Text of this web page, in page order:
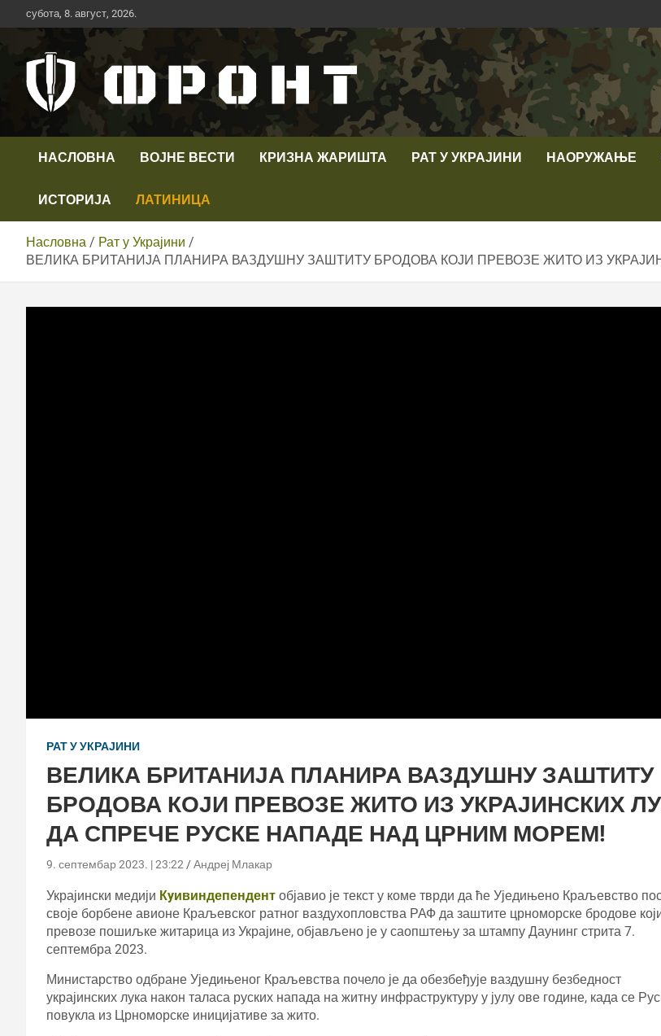
Скип
то
субота, 8. август, 2026.
Телевизија ФРОНТ
НАСЛОВНА ВОЈНЕ ВЕСТИ КРИЗНА ЖАРИШТА РАТ У УКРАЈИНИ НАОРУЖАЊЕ
ИСТОРИЈА ЛАТИНИЦА
Насловна
Рат у Украјини
ВЕЛИКА БРИТАНИЈА ПЛАНИРА ВАЗДУШНУ ЗАШТИТУ БРОДОВА КОЈИ ПРЕВОЗЕ ЖИТО ИЗ
РАТ У УКРАЈИНИ
ВЕЛИКА БРИТАНИЈА ПЛАНИРА ВАЗДУШНУ ЗАШТИТУ
БРОДОВА КОЈИ ПРЕВОЗЕ ЖИТО ИЗ УКРАЈИНСКИХ
ДА СПРЕЧЕ РУСКЕ НАПАДЕ НАД ЦРНИМ МОРЕМ!
9. септембар 2023. | 23:22 Андреј Млакар
Украјински медији Кyивиндепендент објавио је текст у коме тврди да ће Уједињено Краљевство
своје борбене авионе Краљевског ратног ваздухопловства РАФ да заштите црноморске бродове
превозе пошиљке житарица из Украјине, објављено је у саопштењу за штампу Даунинг стрита 7.
септембра 2023.
Министарство одбране Уједињеног Краљевства почело је да обезбеђује ваздушну безбедност
украјинских лука након таласа руских напада на житну инфраструктуру у јулу ове године, када се
повукла из Црноморске иницијативе за жито.